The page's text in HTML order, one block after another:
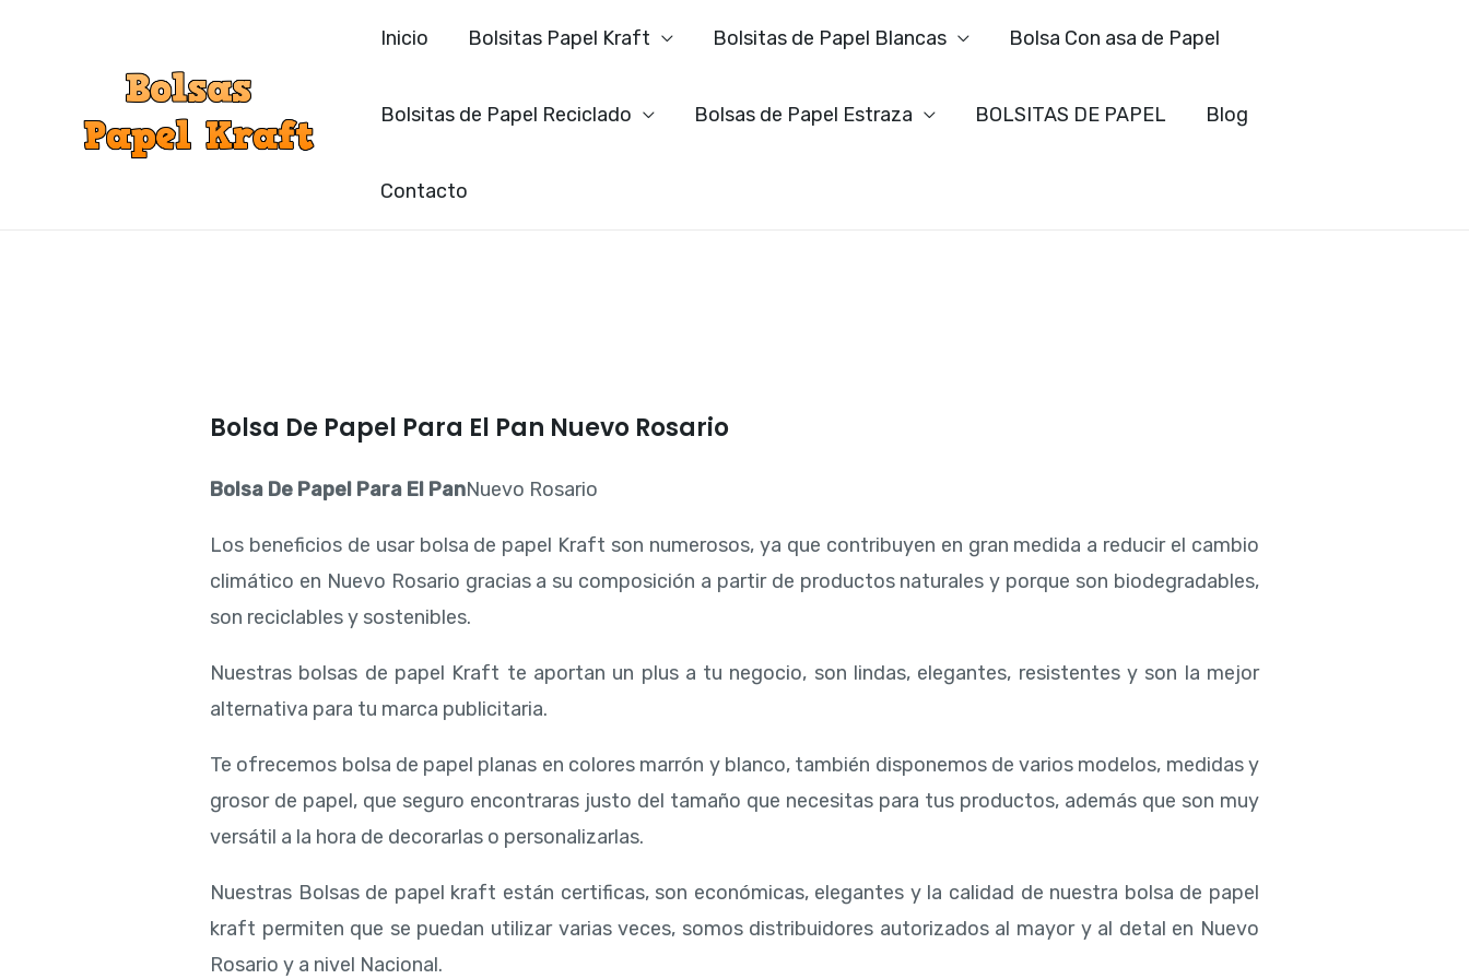
Inicio Bolsitas Papel Kraft Bolsitas de Papel Blancas Bolsa Con asa de Papel
Bolsitas de Papel Reciclado Bolsas de Papel Estraza BOLSITAS DE PAPEL Blog
Contacto
Bolsa De Papel Para El Pan Nuevo Rosario
Bolsa De Papel Para El PanNuevo Rosario
Los beneficios de usar bolsa de papel Kraft son numerosos, ya que contribuyen en gran medida a reducir el cambio
climático en Nuevo Rosario gracias a su composición a partir de productos naturales y porque son biodegradables,
son reciclables y sostenibles.
Nuestras bolsas de papel Kraft te aportan un plus a tu negocio, son lindas, elegantes, resistentes y son la mejor
alternativa para tu marca publicitaria.
Te ofrecemos bolsa de papel planas en colores marrón y blanco, también disponemos de varios modelos, medidas y
grosor de papel, que seguro encontraras justo del tamaño que necesitas para tus productos, además que son muy
versátil a la hora de decorarlas o personalizarlas.
Nuestras Bolsas de papel kraft están certificas, son económicas, elegantes y la calidad de nuestra bolsa de papel
kraft permiten que se puedan utilizar varias veces, somos distribuidores autorizados al mayor y al detal en Nuevo
Rosario y a nivel Nacional.